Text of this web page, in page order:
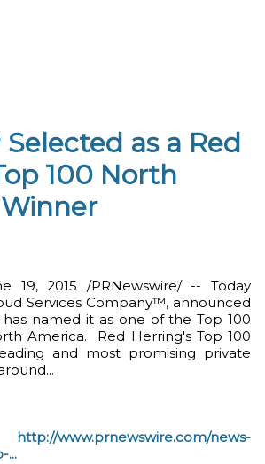
Selected as a Red
100 North
19, 2015 /PRNewswire/ -- Today
Services Company™, announced
named it as one of the Top 100
America. Red Herring's Top 100
and most promising private
http://www.prnewswire.com/news-
...